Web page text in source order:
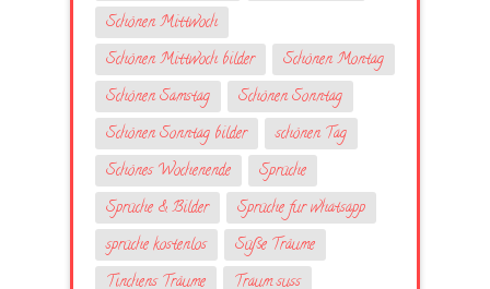
Schönen Mittwoch
Schönen Mittwoch bilder
Schönen Montag
Schönen Samstag
Schönen Sonntag
Schönen Sonntag bilder
schönen Tag
Schönes Wochenende
Sprüche
Sprüche & Bilder
Sprüche fur whatsapp
sprüche kostenlos
Süße Träume
Tinchens Träume
Traum suss